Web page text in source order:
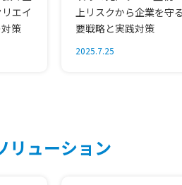
エイ
策
上リスクから企業を守
要戦略と実践対策
2025.7.25
リューション